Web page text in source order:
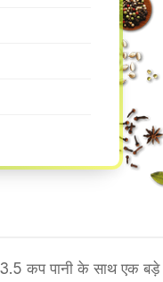
कप पानी के साथ एक बड़े